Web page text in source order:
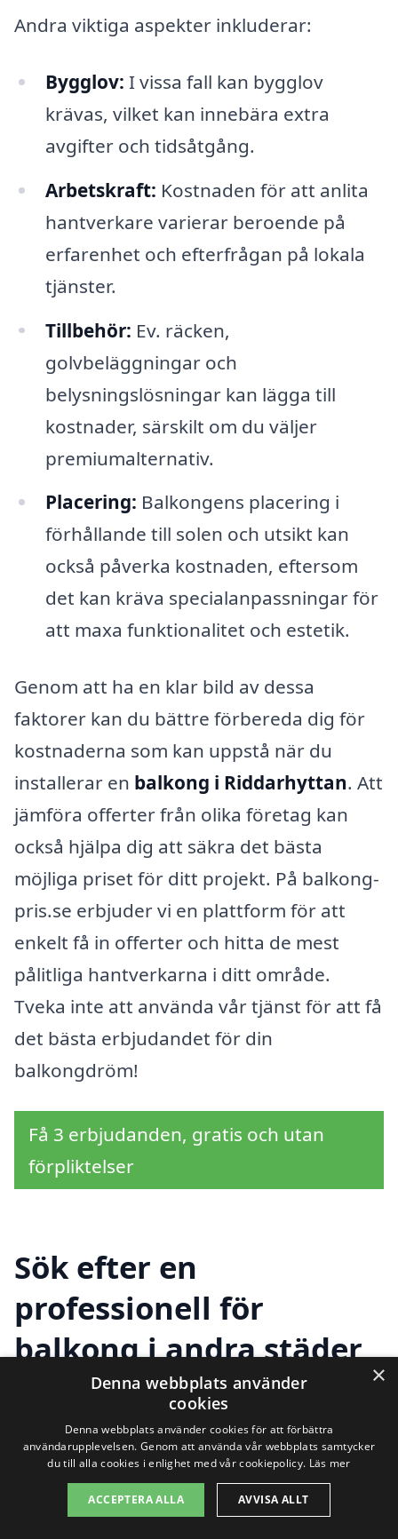
Andra viktiga aspekter inkluderar:
Bygglov: I vissa fall kan bygglov
krävas, vilket kan innebära extra
avgifter och tidsåtgång.
Arbetskraft: Kostnaden för att anlita
hantverkare varierar beroende på
erfarenhet och efterfrågan på lokala
tjänster.
Tillbehör: Ev. räcken,
golvbeläggningar och
belysningslösningar kan lägga till
kostnader, särskilt om du väljer
premiumalternativ.
Placering: Balkongens placering i
förhållande till solen och utsikt kan
också påverka kostnaden, eftersom
det kan kräva specialanpassningar för
att maxa funktionalitet och estetik.
Genom att ha en klar bild av dessa
faktorer kan du bättre förbereda dig för
kostnaderna som kan uppstå när du
installerar en balkong i Riddarhyttan. Att
jämföra offerter från olika företag kan
också hjälpa dig att säkra det bästa
möjliga priset för ditt projekt. På balkong-
pris.se erbjuder vi en plattform för att
enkelt få in offerter och hitta de mest
pålitliga hantverkarna i ditt område.
Tveka inte att använda vår tjänst för att få
det bästa erbjudandet för din
balkongdröm!
Få 3 erbjudanden, gratis och utan
förpliktelser
Sök efter en
professionell för
balkong i andra städer
nära Riddarhyttan
När du letar efter hjälp med att bygga
eller renovera enbalkong i
Riddarhyttan, kan det vara en bra idé att
×
Denna webbplats använder
cookies
Denna webbplats använder cookies för att förbättra
användarupplevelsen. Genom att använda vår webbplats samtycker
du till alla cookies i enlighet med vår cookiepolicy. Läs mer
ACCEPTERA ALLA AVVISA ALLT